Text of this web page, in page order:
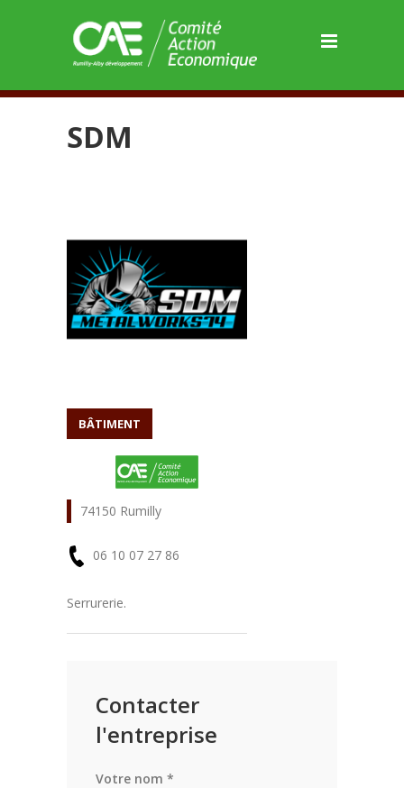
SDM
BÂTIMENT
74150 Rumilly
06 10 07 27 86
En
savoir
Serrurerie.
Contacter
l'entreprise
Votre nom *